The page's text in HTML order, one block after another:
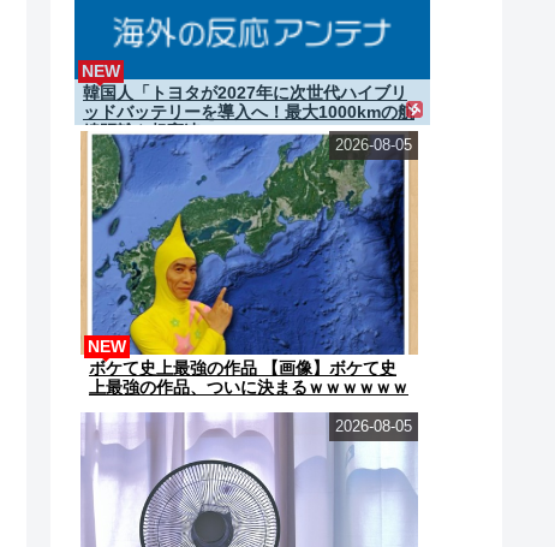
韓国人「トヨタが2027年に次世代ハイブリ
ッドバッテリーを導入へ！最大1000kmの航
続距離や超高速...
NEW
ボケて史上最強の作品 【画像】ボケて史
上最強の作品、ついに決まるｗｗｗｗｗｗ
NEW
2026-08-05
2026-08-05